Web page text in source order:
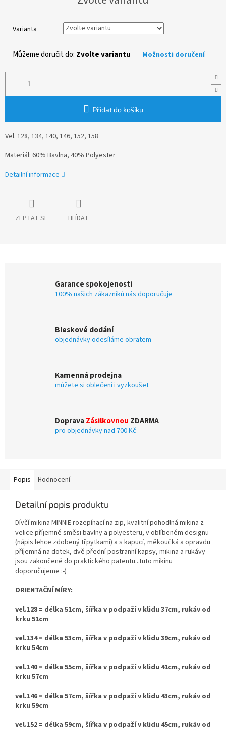
Varianta
Můžeme doručit do: Zvolte variantu Možnosti doručení
Přidat do košíku
Vel. 128, 134, 140, 146, 152, 158
Materiál: 60% Bavlna, 40% Polyester
Detailní informace
ZEPTAT SE HLÍDAT
Garance spokojenosti
100% našich zákazníků nás doporučuje
Bleskové dodání
objednávky odesíláme obratem
Kamenná prodejna
můžete si oblečení i vyzkoušet
DopravaZásilkovnou ZDARMA
pro objednávky nad 700 Kč
Popis Hodnocení
Detailní popis produktu
Dívčí mikina MINNIE rozepínací na zip, kvalitní pohodlná mikina z
velice příjemné směsi bavlny a polyesteru, v oblíbeném designu
(nápis lehce zdobený třpytkami) a s kapucí, měkoučká a opravdu
příjemná na dotek, dvě přední postranní kapsy, mikina a rukávy
jsou zakončené do praktického patentu...tuto mikinu
doporučujeme :-)
ORIENTAČNÍ MÍRY:
vel.128 = délka 51cm, šířka v podpaží v klidu 37cm, rukáv od
krku 51cm
vel.134 = délka 53cm, šířka v podpaží v klidu 39cm, rukáv od
krku 54cm
vel.140 = délka 55cm, šířka v podpaží v klidu 41cm, rukáv od
krku 57cm
vel.146 = délka 57cm, šířka v podpaží v klidu 43cm, rukáv od
krku 59cm
vel.152 = délka 59cm, šířka v podpaží v klidu 45cm, rukáv od